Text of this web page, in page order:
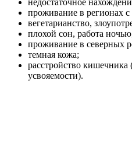
проживание в регионах
вегетарианство,
плохой сон, работа
проживание в северных
темная кожа;
расстройство кишечника
усвояемости).